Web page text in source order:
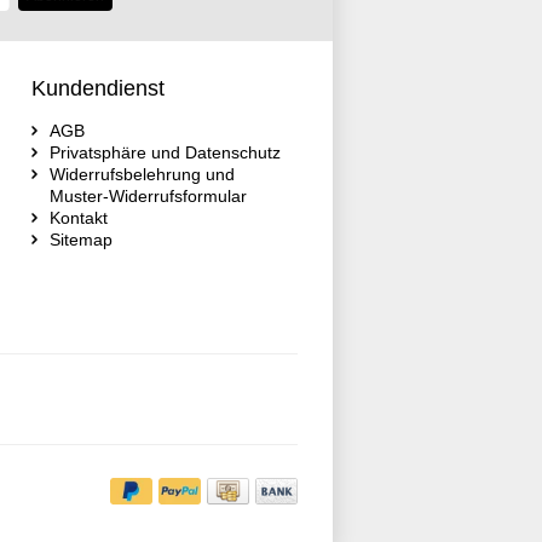
Kundendienst
AGB
Privatsphäre und Datenschutz
Widerrufsbelehrung und
Muster-Widerrufsformular
Kontakt
Sitemap